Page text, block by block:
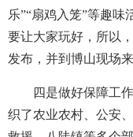
乐”“扇鸡入笼”等趣
要让大家玩好，所以
发布，并到博山现场
四是做好保障工作
织了农业农村、公安